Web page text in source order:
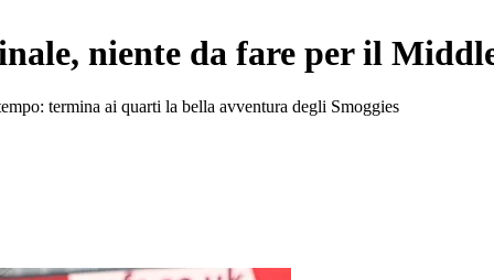
niente da fare per il
termina ai quarti la bella avventura degli Smoggies